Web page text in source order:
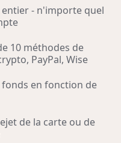
- n'importe quel
10 méthodes de
PayPal, Wise
fonds en fonction de
de la carte ou de